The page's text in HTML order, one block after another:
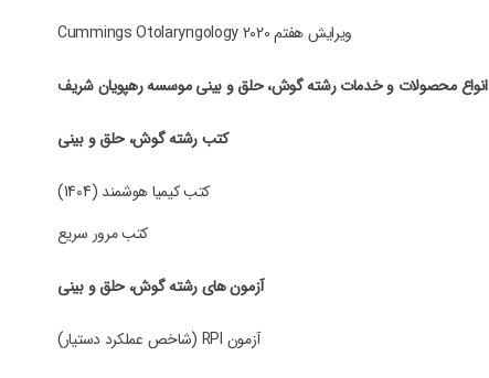
ویرایش هفتم Cummings Otolaryngology 2020
انواع محصولات و خدمات رشته گوش، حلق و بینی موسسه رهپویان شریف
کتب رشته گوش، حلق و بینی
کتب کیمیا هوشمند (1404)
کتب مرور سریع
آزمون های رشته گوش، حلق و بینی
آزمون RPI (شاخص عملکرد دستیار)